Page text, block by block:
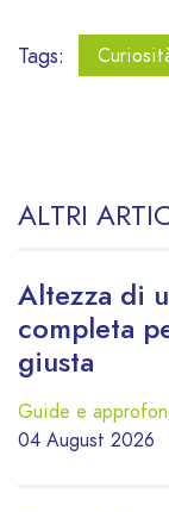
Tags:
ALTRI
Altezza di
completa
giusta
Guide e
04 August 2026